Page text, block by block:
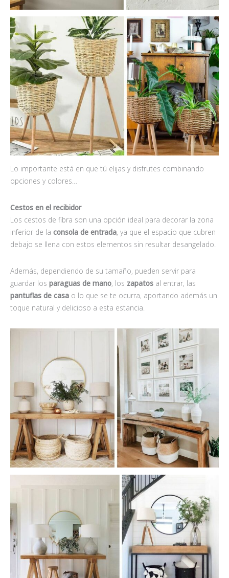
Lo importante está en que tú elijas y disfrutes combinando
opciones y colores…
Cestos en el recibidor
Los cestos de fibra son una opción ideal para decorar la zona
inferior de la consola de entrada, ya que el espacio que cubren
debajo se llena con estos elementos sin resultar desangelado.
Además, dependiendo de su tamaño, pueden servir para
guardar los paraguas de mano, los zapatos al entrar, las
pantuflas de casa o lo que se te ocurra, aportando además un
toque natural y delicioso a esta estancia.